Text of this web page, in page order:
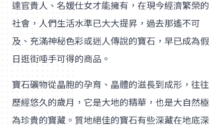
達官貴人、名媛仕女才能擁有，在現今經濟繁榮的
社會，人們生活水準已大大提昇，過去那遙不可
及、充滿神秘色彩或迷人傳說的寶石，早已成為假
日逛街唾手可得的商品。
寶石礦物從晶胞的孕育、晶體的滋長到成形，往往
歷經悠久的歲月，它是大地的精華，也是大自然極
為珍貴的寶藏。質地絕佳的寶石有些深藏在地底深